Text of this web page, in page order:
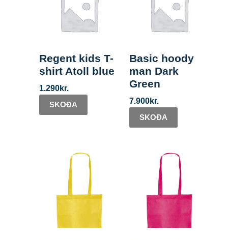
Regent kids T-
shirt Atoll blue
1.290kr.
SKOÐA
Basic hoody
man Dark
Green
7.900kr.
SKOÐA